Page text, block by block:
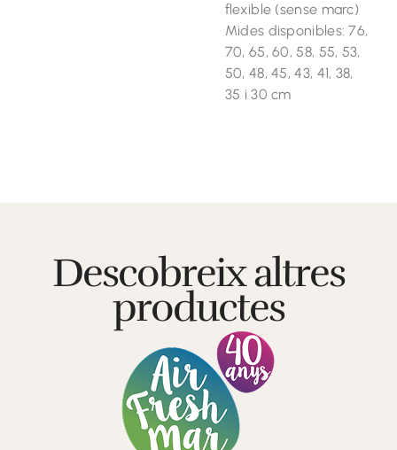
flexible (sense marc)
Mides disponibles: 76,
70, 65, 60, 58, 55, 53,
50, 48, 45, 43, 41, 38,
35 i 30 cm
Descobreix altres
productes